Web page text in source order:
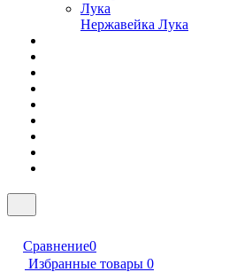
Нержавейка Лука
Сравнение0
Избранные товары 0